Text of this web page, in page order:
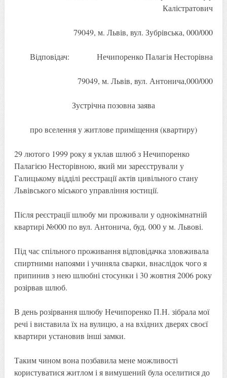
Калістратович
79049, м. Львів, вул. Зубрівська, 000/000
Відповідач: Нечипоренко Палагія Несторівна
79049, м. Львів, вул. Антонича,000/000
Зустрічна позовна заява
про вселення у житлове приміщення (квартиру)
29 лютого 1999 року я уклав шлюб з Нечипоренко
Палагією Несторівною, який ми зареєстрували у
Галицькому відділі реєстрації актів цивільного стану
Львівського міського управління юстиції.
Після реєстрації шлюбу ми проживали у однокімнатній
квартирі №000 по вул. Антонича, буд. 000 у м. Львові.
Під час спільного проживання відповідачка зловживала
спиртними напоями і учиняла сварки, внаслідок чого я
припинив з нею шлюбні стосунки і 30 жовтня 2006 року
розірвав шлюб.
В день розірвання шлюбу Нечипоренко П.Н. зібрала мої
речі і виставила їх на вулицю, а на вхідних дверях своєї
квартири установив інші замки.
Таким чином вона позбавила мене можливості
користуватися житлом і я вимушений була оселитися до